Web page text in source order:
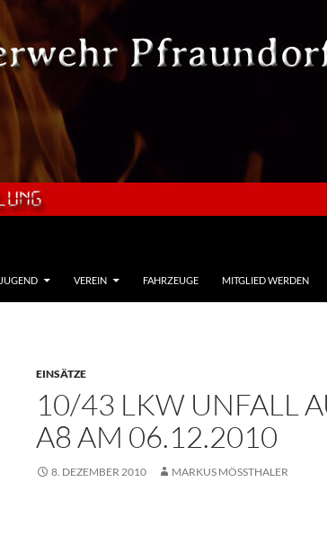
JUGEND VEREIN FAHRZEUGE MITGLIED WERDEN
EINSÄTZE
10/43 LKW UNFALL
A8 AM 06.12.2010
8. DEZEMBER 2010 MARKUS MÖSSTHALER